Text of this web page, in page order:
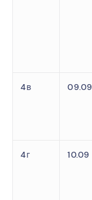
4в 09.09
4г 10.09